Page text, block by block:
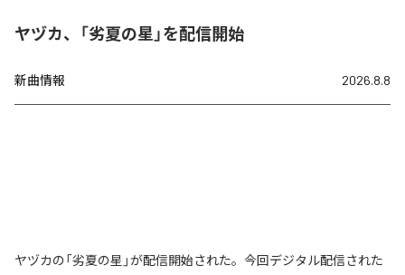
ヤヅカ、「劣夏の星」を配信開始
新曲情報 2026.8.8
ヤヅカの「劣夏の星」が配信開始された。今回デジタル配信された